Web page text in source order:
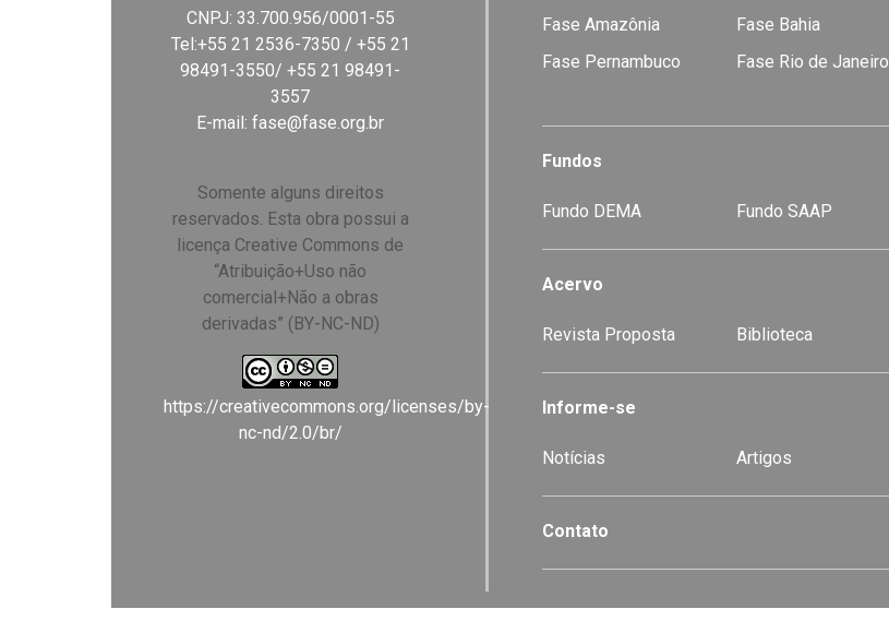
CNPJ: 33.700.956/0001-55
Tel:+55 21 2536-7350 / +55 21
98491-3550/ +55 21 98491-
3557
E-mail:fase@fase.org.br
Somente alguns direitos
reservados. Esta obra possui a
licença Creative Commons de
“Atribuição+Uso não
comercial+Não a obras
derivadas” (BY-NC-ND)
https://creativecommons.org/licenses/by-
nc-nd/2.0/br/
Fase Amazônia Fase Bahia
Fase Pernambuco
Fase Rio de Janeiro
Fundos
Fundo DEMA Fundo SAAP
Acervo
Revista Proposta Biblioteca
Informe-se
Notícias Artigos
Contato